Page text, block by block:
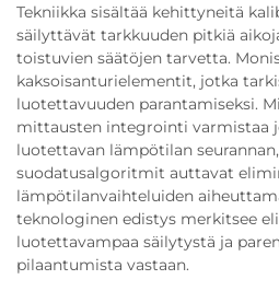
Tekniikka sisältää kehittyneitä
säilyttävät tarkkuuden pitkiä
toistuvien säätöjen tarvetta.
kaksoisanturielementit, jotka
luotettavuuden parantamiseksi.
mittausten integrointi varmistaa
luotettavan lämpötilan
suodatusalgoritmit auttavat
lämpötilanvaihteluiden
teknologinen edistys merkitsee
luotettavampaa säilytystä ja
pilaantumista vastaan.